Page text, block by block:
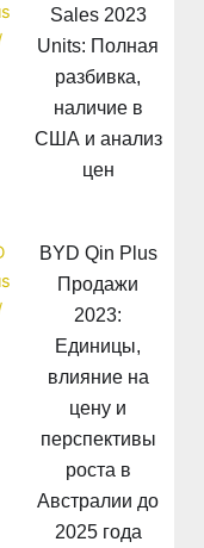
Sales 2023
Units: Полная
разбивка,
наличие в
США и анализ
цен
BYD Qin Plus
Продажи
2023:
Единицы,
влияние на
цену и
перспективы
роста в
Австралии до
2025 года